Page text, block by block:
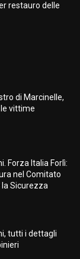
restauro delle
di Marcinelle,
vittime
Forza Italia Forlì:
nel Comitato
la Sicurezza
tutti i dettagli